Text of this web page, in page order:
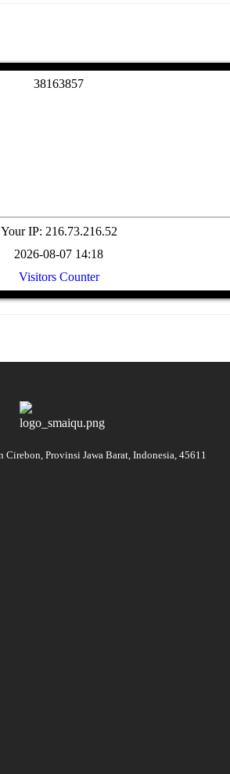
38163857
Your IP: 216.73.216.52
2026-08-07 14:18
Visitors Counter
Cirebon, Provinsi Jawa Barat, Indonesia, 45611